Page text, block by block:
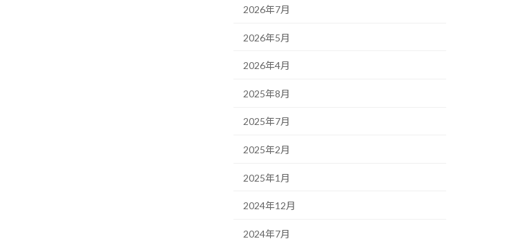
2026年7月
2026年5月
2026年4月
2025年8月
2025年7月
2025年2月
2025年1月
2024年12月
2024年7月